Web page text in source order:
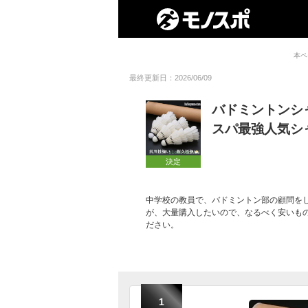
本
最終更新日：2026/06/09
決定
バドミントンシ
スパ最強人気
中学校の教員で、バドミントン部の顧問を
が、大量購入したいので、なるべく安いも
ださい。
1